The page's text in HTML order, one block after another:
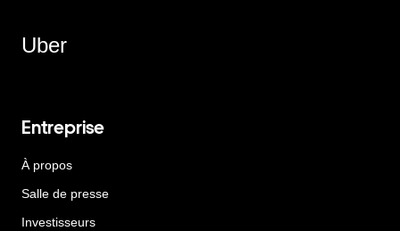
Uber
Entreprise
À propos
Salle de presse
Investisseurs